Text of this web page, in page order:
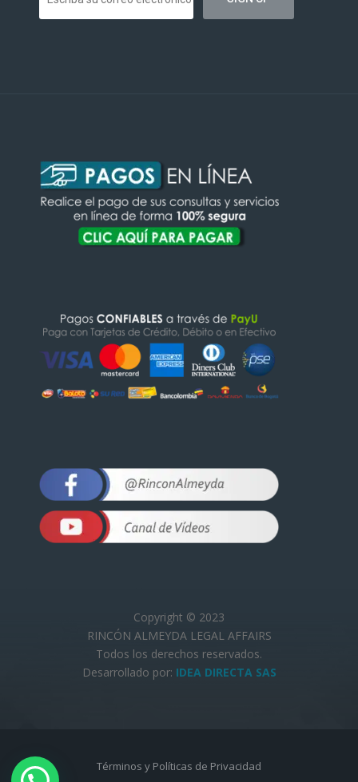
Copyright © 2023
RINCÓN ALMEYDA LEGAL AFFAIRS
Todos los derechos reservados.
Desarrollado por: IDEA DIRECTA SAS
Términos y Políticas de Privacidad